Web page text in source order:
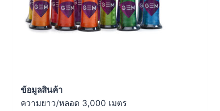
ข้อมูลสินค้า
ความยาว/หลอด 3,000 เมตร